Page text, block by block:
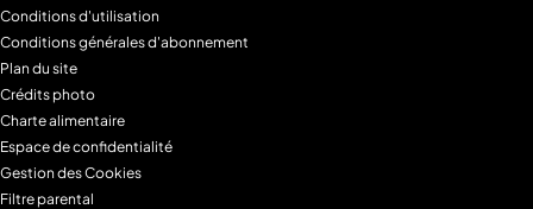
Conditions d'utilisation
Conditions générales d'abonnement
Plan du site
Crédits photo
Charte alimentaire
Espace de confidentialité
Gestion des Cookies
Filtre parental